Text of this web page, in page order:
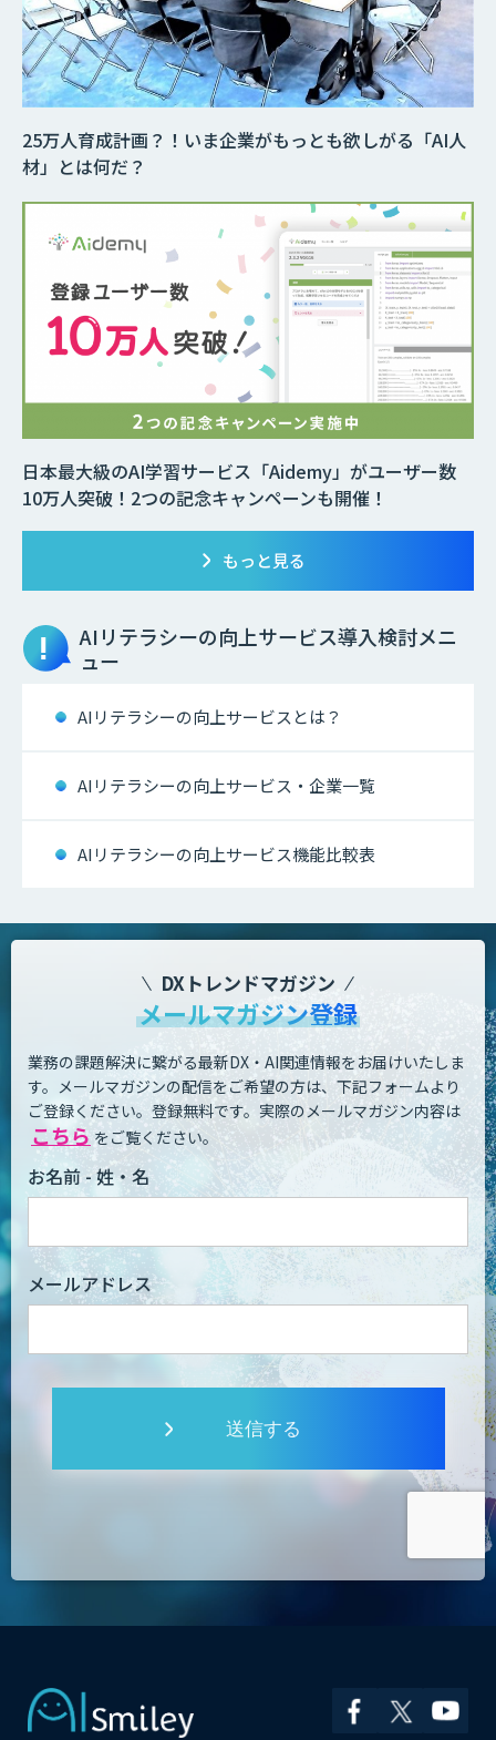
25万人育成計画？！いま企業がもっとも欲しがる「AI人
材」とは何だ？
日本最大級のAI学習サービス「Aidemy」がユーザー数
10万人突破！2つの記念キャンペーンも開催！
もっと見る
AIリテラシーの向上サービス導入検討メニ
ュー
AIリテラシーの向上サービスとは？
AIリテラシーの向上サービス・企業一覧
AIリテラシーの向上サービス機能比較表
DXトレンドマガジン
メールマガジン登録
業務の課題解決に繋がる最新DX・AI関連情報をお届けいたしま
す。 メールマガジンの配信をご希望の方は、下記フォームより
ご登録ください。登録無料です。 実際のメールマガジン内容は
こちら をご覧ください。
お名前 - 姓・名
メールアドレス
送信する